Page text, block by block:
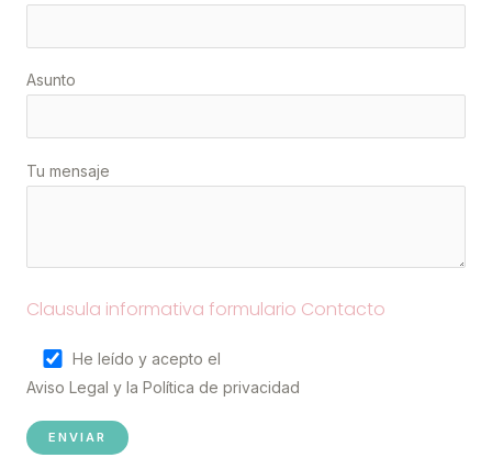
Asunto
Tu mensaje
Clausula informativa formulario Contacto
He leído y acepto el
Aviso Legal y la Política de privacidad